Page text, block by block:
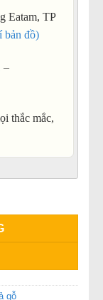
Eatam, TP
đồ)
–
thắc mắc,
gỗ